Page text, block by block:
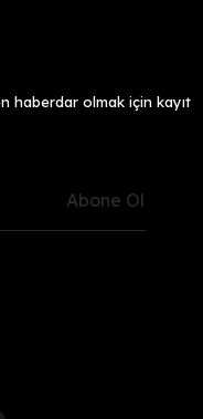
haberdar olmak için kayıt
Abone Ol